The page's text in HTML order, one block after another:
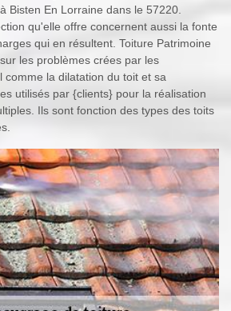
Bisten En Lorraine dans le 57220.
qu'elle offre concernent aussi la fonte
qui en résultent. Toiture Patrimoine
les problèmes crées par les
comme la dilatation du toit et sa
utilisés par {clients} pour la réalisation
Ils sont fonction des types des toits